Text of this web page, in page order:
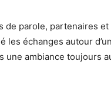
de parole, partenaires
les échanges autour
une ambiance toujours